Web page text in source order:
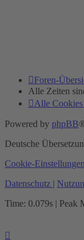
Foren-
Alle Zeiten
Alle Cookies
Powered by phpBB
Deutsche
Cookie-
Datenschutz |
Time: 0.079s | Peak